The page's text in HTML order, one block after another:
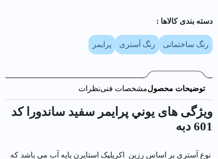
دسته بندی کالا‌ها :
رنگ ساختمانی رنگ آستری پرایمر
توضیحات محصولمشخصات فنینظرات
ویژگی های يوني پرايمر سفيد ساندورا کد
601 دبه
نوع آستری بر اساس رزين اکریلیک استايرن پايه آب می باشد که